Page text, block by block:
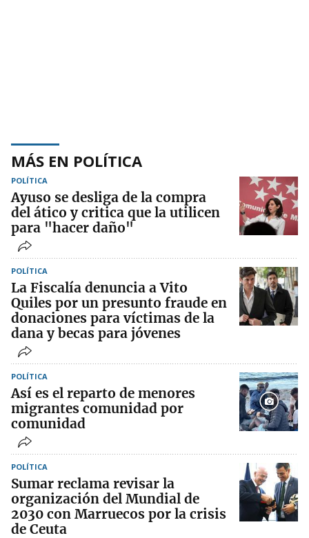
MÁS EN POLÍTICA
POLÍTICA
Ayuso se desliga de la compra
del ático y critica que la utilicen
para "hacer daño"
POLÍTICA
La Fiscalía denuncia a Vito
Quiles por un presunto fraude en
donaciones para víctimas de la
dana y becas para jóvenes
POLÍTICA
Así es el reparto de menores
migrantes comunidad por
comunidad
POLÍTICA
Sumar reclama revisar la
organización del Mundial de
2030 con Marruecos por la crisis
de Ceuta